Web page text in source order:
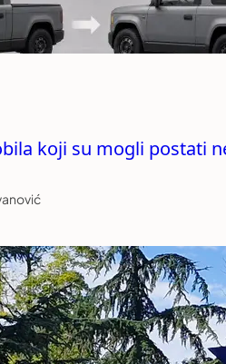
koji su mogli postati